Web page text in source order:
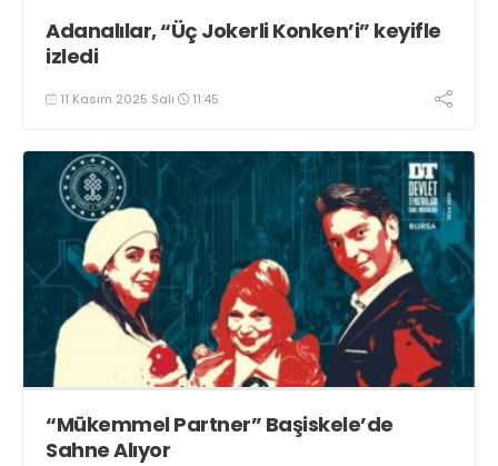
Adanalılar, “Üç Jokerli Konken’i” keyifle
izledi
11 Kasım 2025 Salı 11:45
“Mükemmel Partner” Başiskele’de
Sahne Alıyor